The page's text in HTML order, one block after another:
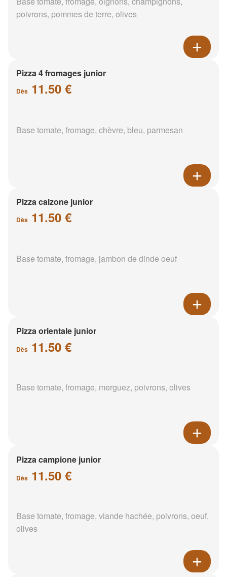
poivrons, pommes de terre, olives
Pizza 4 fromages junior
Dès 11.50 €
Base tomate, fromage, chèvre, bleu, parmesan
Pizza calzone junior
Dès 11.50 €
Base tomate, fromage, jambon de dinde oeuf
Pizza orientale junior
Dès 11.50 €
Base tomate, fromage, merguez, poivrons, olives
Pizza campione junior
Dès 11.50 €
Base tomate, fromage, viande hachée, poivrons, oeuf,
olives